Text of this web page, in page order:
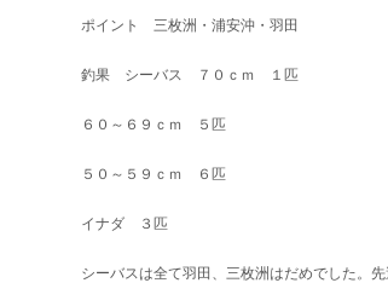
ポイント 三枚洲・浦安沖・羽田
釣果 シーバス ７０ｃｍ １匹
６０～６９ｃｍ ５匹
５０～５９ｃｍ ６匹
イナダ ３匹
シーバスは全て羽田、三枚洲はだめでした。